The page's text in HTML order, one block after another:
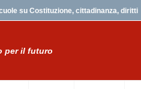
su Costituzione, cittadinanza, diritti
per il futuro